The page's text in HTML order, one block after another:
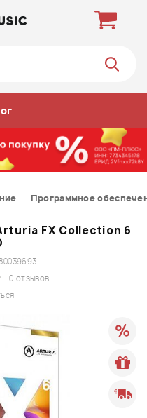
Программное
FX Collection 6
0 отзывов